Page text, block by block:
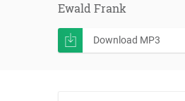
Ewald Frank
Download MP3